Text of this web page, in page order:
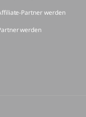
Partner werden
werden